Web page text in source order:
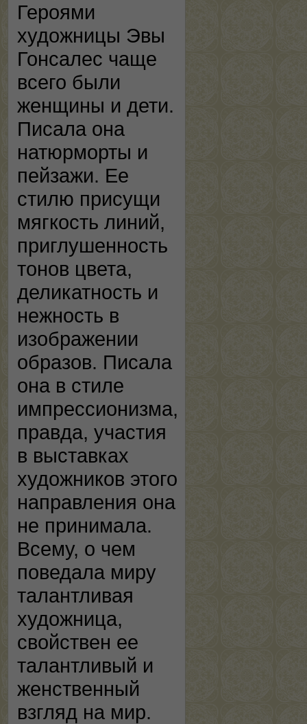
Героями
художницы Эвы
Гонсалес чаще
всего были
женщины и дети.
Писала она
натюрморты и
пейзажи. Ее
стилю присущи
мягкость линий,
приглушенность
тонов цвета,
деликатность и
нежность в
изображении
образов. Писала
она в стиле
импрессионизма,
правда, участия
в выставках
художников этого
направления она
не принимала.
Всему, о чем
поведала миру
талантливая
художница,
свойствен ее
талантливый и
женственный
взгляд на мир.